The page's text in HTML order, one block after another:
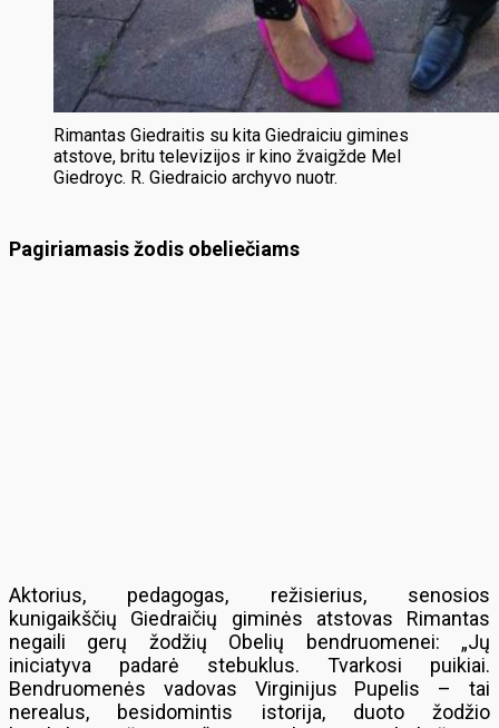
Rimantas Giedraitis su kita Giedraiciu gimines
atstove, britu televizijos ir kino žvaigžde Mel
Giedroyc. R. Giedraicio archyvo nuotr.
Pagiriamasis žodis obeliečiams
Aktorius, pedagogas, režisierius, senosios
kunigaikščių Giedraičių giminės atstovas Rimantas
negaili gerų žodžių Obelių bendruomenei: „Jų
iniciatyva padarė stebuklus. Tvarkosi puikiai.
Bendruomenės vadovas Virginijus Pupelis – tai
nerealus, besidomintis istorija, duoto žodžio